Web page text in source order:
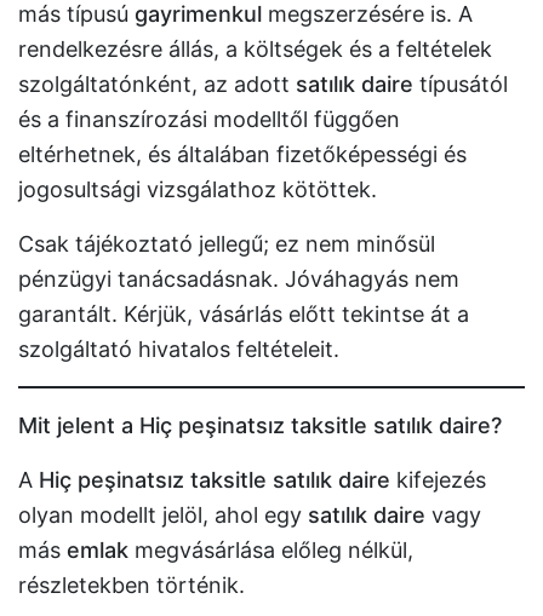
más típusú gayrimenkul megszerzésére is. A
rendelkezésre állás, a költségek és a feltételek
szolgáltatónként, az adott satılık daire típusától
és a finanszírozási modelltől függően
eltérhetnek, és általában fizetőképességi és
jogosultsági vizsgálathoz kötöttek.
Csak tájékoztató jellegű; ez nem minősül
pénzügyi tanácsadásnak. Jóváhagyás nem
garantált. Kérjük, vásárlás előtt tekintse át a
szolgáltató hivatalos feltételeit.
Mit jelent a Hiç peşinatsız taksitle satılık daire?
A Hiç peşinatsız taksitle satılık daire kifejezés
olyan modellt jelöl, ahol egy satılık daire vagy
más emlak megvásárlása előleg nélkül,
részletekben történik.